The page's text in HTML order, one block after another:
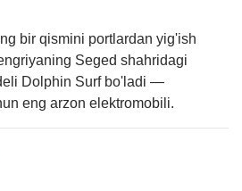
bir qismini portlardan yig'ish
Seged shahridagi
Dolphin Surf bo'ladi —
eng arzon elektromobili.